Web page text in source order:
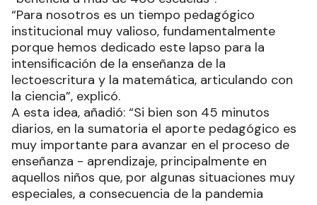
“Para nosotros es un tiempo pedagógico
institucional muy valioso, fundamentalmente
porque hemos dedicado este lapso para la
intensificación de la enseñanza de la
lectoescritura y la matemática, articulando con
la ciencia”, explicó.
A esta idea, añadió: “Si bien son 45 minutos
diarios, en la sumatoria el aporte pedagógico es
muy importante para avanzar en el proceso de
enseñanza - aprendizaje, principalmente en
aquellos niños que, por algunas situaciones muy
especiales, a consecuencia de la pandemia